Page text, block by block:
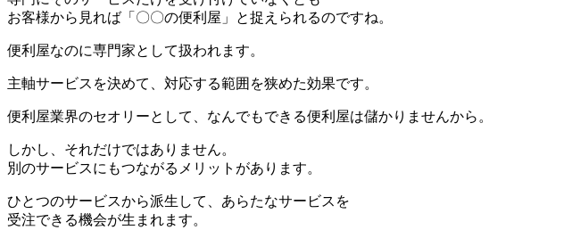
お客様から見れば「〇〇の便利屋」と捉えられるのですね。
便利屋なのに専門家として扱われます。
主軸サービスを決めて、対応する範囲を狭めた効果です。
便利屋業界のセオリーとして、なんでもできる便利屋は儲かりませんから。
しかし、それだけではありません。
別のサービスにもつながるメリットがあります。
ひとつのサービスから派生して、あらたなサービスを
受注できる機会が生まれます。